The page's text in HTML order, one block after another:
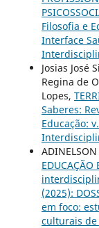
Filosofia e
Interface
Josias José
Regina de
Lopes,
Saberes:
Educação:
EDUCAÇÃO
(2025):
em foco:
culturais